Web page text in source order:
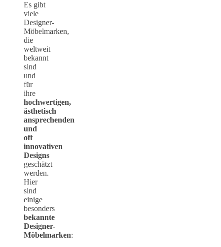
Es gibt
viele
Designer-
Möbelmarken,
die
weltweit
bekannt
sind
und
für
ihre
hochwertigen,
ästhetisch
ansprechenden
und
oft
innovativen
Designs
geschätzt
werden.
Hier
sind
einige
besonders
bekannte
Designer-
Möbelmarken: